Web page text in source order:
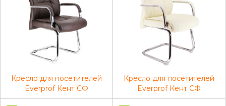
Кресло для посетителей
Everprof Кент CФ
Экокожа Коричневый
Кресло для посетителей
Everprof Кент CФ
Экокожа Кремовый